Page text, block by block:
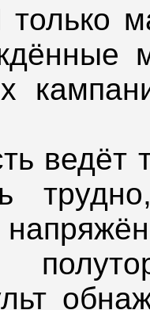
ведёт